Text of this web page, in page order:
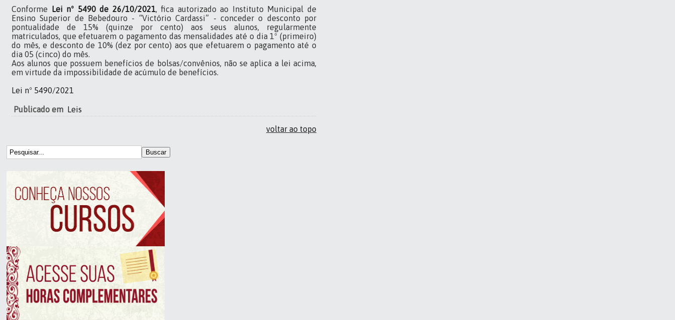
Conforme Lei nº 5490 de 26/10/2021, fica autorizado ao Instituto Municipal de
Ensino Superior de Bebedouro - “Victório Cardassi” - conceder o desconto por
pontualidade de 15% (quinze por cento) aos seus alunos, regularmente
matriculados, que efetuarem o pagamento das mensalidades até o dia 1º (primeiro)
do mês, e desconto de 10% (dez por cento) aos que efetuarem o pagamento até o
dia 05 (cinco) do mês.
Aos alunos que possuem benefícios de bolsas/convênios, não se aplica a lei acima,
em virtude da impossibilidade de acúmulo de benefícios.
Lei nº 5490/2021
Publicado em Leis
voltar ao topo
Buscar